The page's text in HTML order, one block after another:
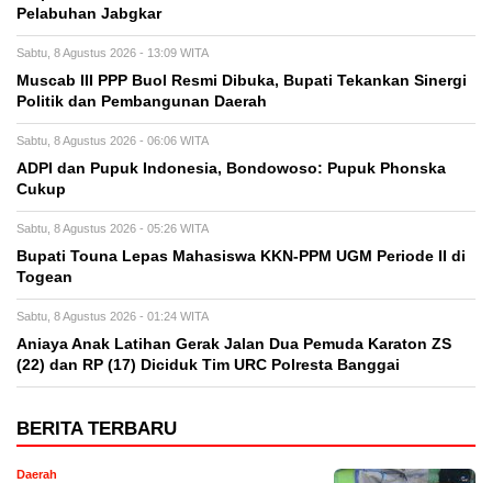
Pelabuhan Jabgkar
Sabtu, 8 Agustus 2026 - 13:09 WITA
Muscab III PPP Buol Resmi Dibuka, Bupati Tekankan Sinergi
Politik dan Pembangunan Daerah
Sabtu, 8 Agustus 2026 - 06:06 WITA
ADPI dan Pupuk Indonesia, Bondowoso: Pupuk Phonska
Cukup
Sabtu, 8 Agustus 2026 - 05:26 WITA
Bupati Touna Lepas Mahasiswa KKN-PPM UGM Periode II di
Togean
Sabtu, 8 Agustus 2026 - 01:24 WITA
Aniaya Anak Latihan Gerak Jalan Dua Pemuda Karaton ZS
(22) dan RP (17) Diciduk Tim URC Polresta Banggai
BERITA TERBARU
Daerah